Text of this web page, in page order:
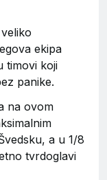
ekipa
timovi koji
panike.
na ovom
a u 1/8
tvrdoglavi